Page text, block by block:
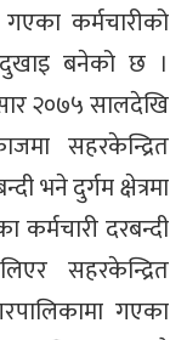
कर्मचारीको
बनेको छ ।
२०७५ सालदेखि
सहरकेन्द्रित
भने दुर्गम क्षेत्रमा
कर्मचारी दरबन्दी
सहरकेन्द्रित
गएका